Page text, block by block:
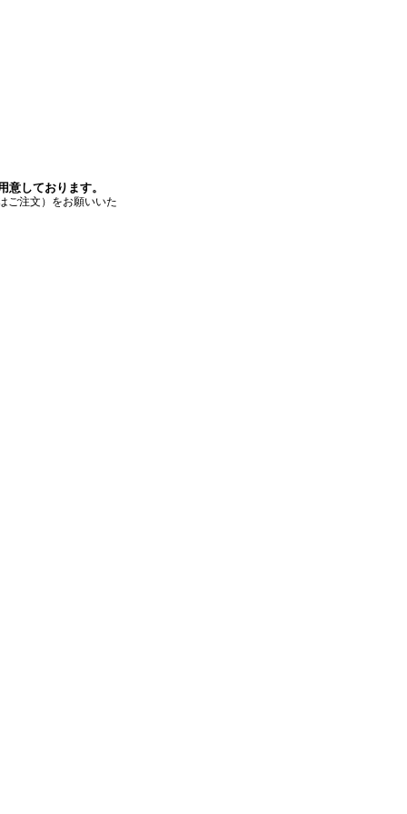
しております。
ご注文）をお願いいた
が可能です。